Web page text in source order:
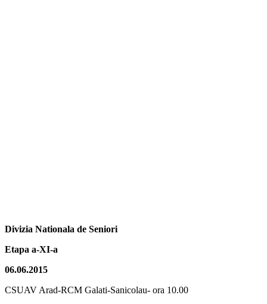
Divizia Nationala de Seniori
Etapa a-XI-a
06.06.2015
CSUAV Arad-RCM Galati-Sanicolau- ora 10.00